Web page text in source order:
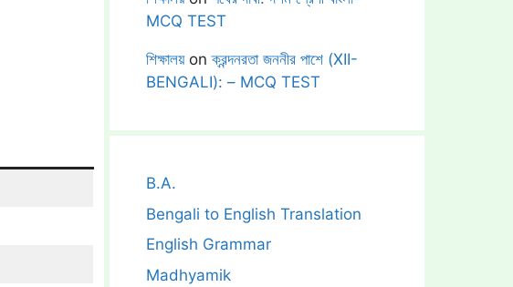
MCQ TEST
শিক্ষালয়onক্রন্দনরতা জননীর পাশে (XII-
BENGALI): – MCQ TEST
B.A.
Bengali to English Translation
English Grammar
Madhyamik